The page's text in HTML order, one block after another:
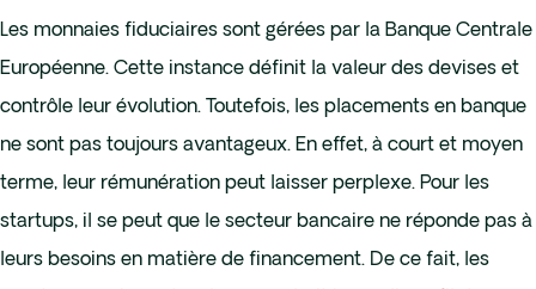
Les monnaies fiduciaires sont gérées par la Banque Centrale
Européenne. Cette instance définit la valeur des devises et
contrôle leur évolution. Toutefois, les placements en banque
ne sont pas toujours avantageux. En effet, à court et moyen
terme, leur rémunération peut laisser perplexe. Pour les
startups, il se peut que le secteur bancaire ne réponde pas à
leurs besoins en matière de financement. De ce fait, les